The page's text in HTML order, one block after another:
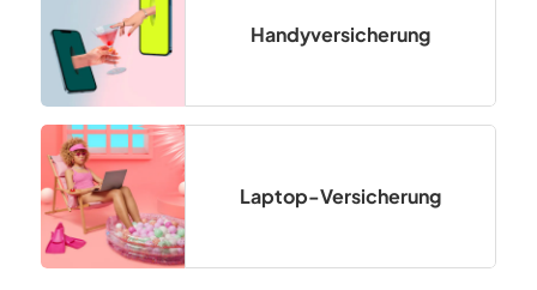
Handyversicherung
Laptop-Versicherung